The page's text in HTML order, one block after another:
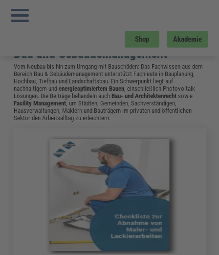
Shop Akademie
Sie sind hier:
Zukunftssichere Heiztechnik Waermepumpen
Bau und Gebäudemanagement
Vom Neubau bis hin zum Umgang mit Bauschäden: Das Fachwissen aus dem
Bereich Bau & Gebäudemanagement unterstützt Fachleute in Bauplanung,
Hochbau, Tiefbau und Landschaftsbau. Ein Schwerpunkt liegt auf
nachhaltigem undenergieoptimiertem Bauen, einschließlich Photovoltaik-
Lösungen. Die Beiträge behandeln auch Bau- und Architektenrecht sowie
Facility Management, um Städten, Gemeinden, Sachverständigen,
Hausverwaltungen, Maklern und Bauträgern im privaten und öffentlichen
Sektor den Arbeitsalltag zu erleichtern.